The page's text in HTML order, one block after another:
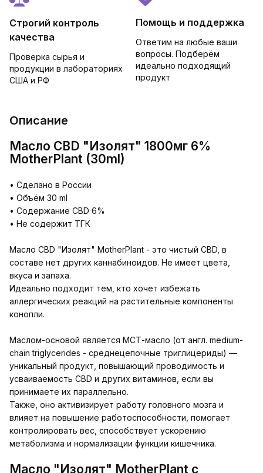
Строгий контроль
качества
Проверка сырья и
продукции в лабораториях
США и РФ
Помощь и поддержка
Ответим на любые ваши
вопросы. Подберём
идеально подходящий
продукт
Описание
Масло CBD "Изолят" 1800мг 6%
MotherPlant (30ml)
• Сделано в России
• Объём 30 ml
• Содержание CBD 6%
• Не содержит ТГК
Масло CBD "Изолят" MotherPlant - это чистый CBD, в
составе нет других каннабиноидов. Не имеет цвета,
вкуса и запаха.
Идеально подходит тем, кто хочет избежать
аллергических реакций на растительные компоненты
конопли.
Маслом-основой является МСТ-масло (от англ. medium-
chain triglycerides - среднецепочные триглицериды) —
уникальный продукт, повышающий проводимость и
усваиваемость CBD и других витаминов, если вы
принимаете их параллельно.
Также, оно активизирует работу головного мозга и
влияет на повышение работоспособности, помогает
контролировать вес, способствует ускорению
метаболизма и нормализации функции кишечника.
Масло "Изолят" MotherPlant с